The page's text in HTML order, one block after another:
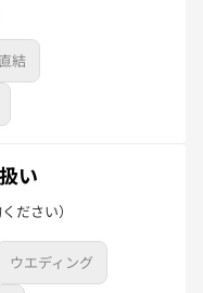
結
い
ださい）
ウエディング